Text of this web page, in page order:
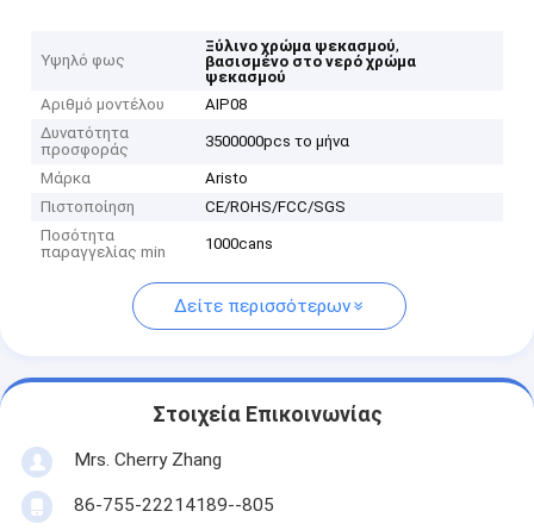
Υψηλό φως
Ξύλινο χρώμα ψεκασμού,
βασισμένο στο νερό χρώμα
ψεκασμού
Αριθμό μοντέλου
AIP08
Δυνατότητα
προσφοράς
3500000pcs το μήνα
Μάρκα
Aristo
Πιστοποίηση
CE/ROHS/FCC/SGS
Ποσότητα
παραγγελίας min
1000cans
Δείτε περισσότερων
Στοιχεία Επικοινωνίας
Mrs. Cherry Zhang
86-755-22214189--805